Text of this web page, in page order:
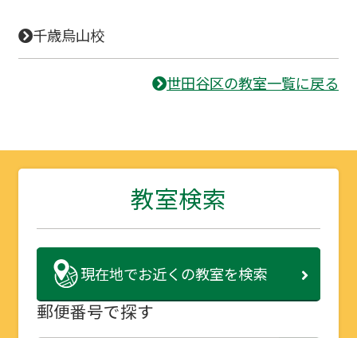
千歳烏山校
世田谷区の教室一覧に戻る
教室検索
現在地でお近くの教室を検索
郵便番号で探す